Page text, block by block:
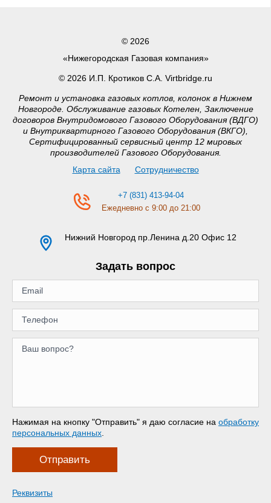
© 2026
«Нижегородская Газовая компания»
© 2026 И.П. Кротиков С.А. Virtbridge.ru
Ремонт и установка газовых котлов, колонок в Нижнем
Новгороде. Обслуживание газовых Котелен, Заключение
договоров Внутридомового Газового Оборудования (ВДГО)
и Внутриквартирного Газового Оборудования (ВКГО),
Сертифицированный сервисный центр 12 мировых
производителей Газового Оборудования.
Карта сайта
Сотрудничество
+7 (831) 413-94-04
Ежедневно с 9:00 до 21:00
Нижний Новгород пр.Ленина д.20 Офис 12
Задать вопрос
Нажимая на кнопку "Отправить" я даю согласие на обработку
персональных данных
Отправить
Реквизиты